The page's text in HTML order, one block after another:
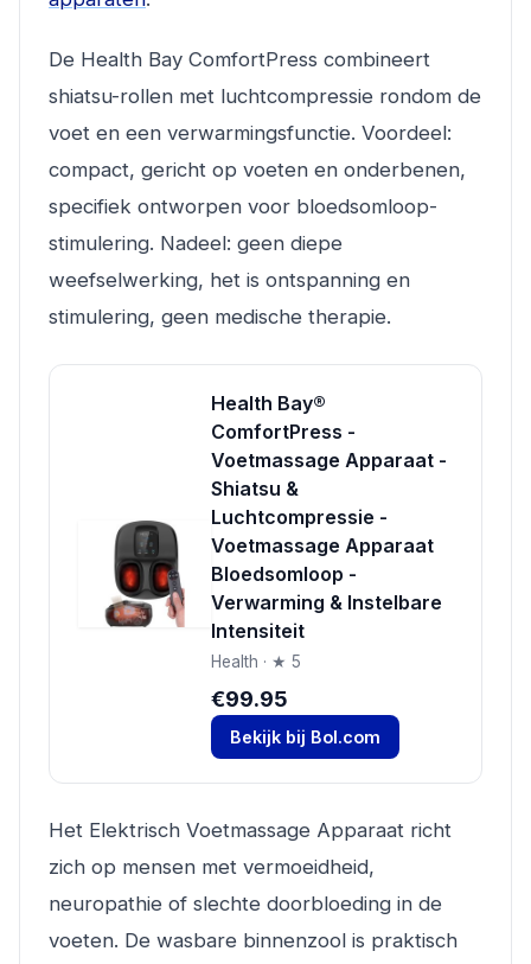
De Health Bay ComfortPress combineert
shiatsu-rollen met luchtcompressie rondom de
voet en een verwarmingsfunctie. Voordeel:
compact, gericht op voeten en onderbenen,
specifiek ontworpen voor bloedsomloop-
stimulering. Nadeel: geen diepe
weefselwerking, het is ontspanning en
stimulering, geen medische therapie.
Health Bay®
ComfortPress -
Voetmassage Apparaat -
Shiatsu &
Luchtcompressie -
Voetmassage Apparaat
Bloedsomloop -
Verwarming & Instelbare
Intensiteit
Health · ★ 5
€99.95
Bekijk bij Bol.com
Het Elektrisch Voetmassage Apparaat richt
zich op mensen met vermoeidheid,
neuropathie of slechte doorbloeding in de
voeten. De wasbare binnenzool is praktisch